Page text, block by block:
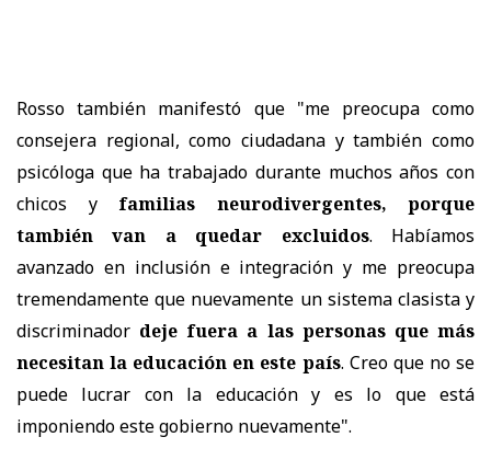
Rosso también manifestó que "me preocupa como
consejera regional, como ciudadana y también como
psicóloga que ha trabajado durante muchos años con
chicos yfamilias neurodivergentes, porque
también van a quedar excluidos. Habíamos
avanzado en inclusión e integración y me preocupa
tremendamente que nuevamente un sistema clasista y
discriminador deje fuera a las personas que más
necesitan la educación en este país. Creo que no se
puede lucrar con la educación y es lo que está
imponiendo este gobierno nuevamente".